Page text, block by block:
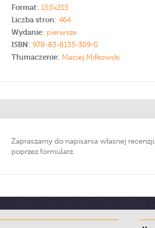
Format: 155x215
Liczba stron: 464
Wydanie: pierwsze
ISBN: 978-83-8135-309-0
Tłumaczenie: Maciej Miłkowski
Zapraszamy do napisania własnej
poprzez formularz.